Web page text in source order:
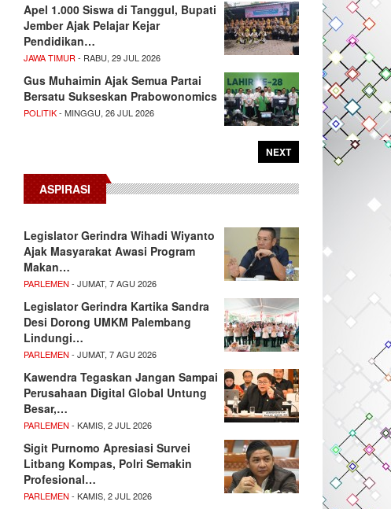
Apel 1.000 Siswa di Tanggul, Bupati
Jember Ajak Pelajar Kejar
Pendidikan…
JAWA TIMUR - RABU, 29 JUL 2026
Gus Muhaimin Ajak Semua Partai
Bersatu Sukseskan Prabowonomics
POLITIK- MINGGU, 26 JUL 2026
NEXT
ASPIRASI
Legislator Gerindra Wihadi Wiyanto
Ajak Masyarakat Awasi Program
Makan…
PARLEMEN - JUMAT, 7 AGU 2026
Legislator Gerindra Kartika Sandra
Desi Dorong UMKM Palembang
Lindungi…
PARLEMEN - JUMAT, 7 AGU 2026
Kawendra Tegaskan Jangan Sampai
Perusahaan Digital Global Untung
Besar,…
PARLEMEN - KAMIS, 2 JUL 2026
Sigit Purnomo Apresiasi Survei
Litbang Kompas, Polri Semakin
Profesional…
PARLEMEN - KAMIS, 2 JUL 2026